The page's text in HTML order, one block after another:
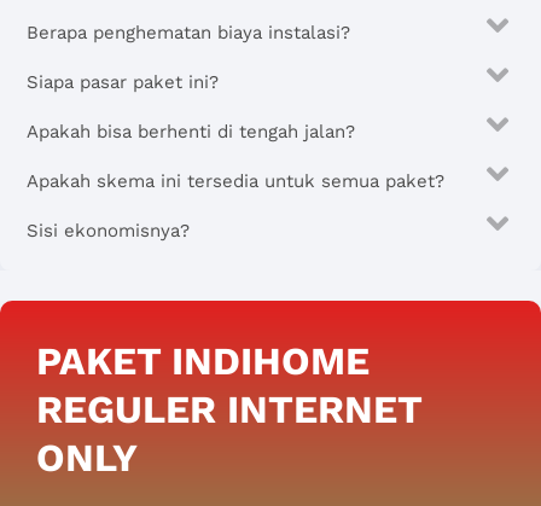
Berapa penghematan biaya instalasi?
Siapa pasar paket ini?
Apakah bisa berhenti di tengah jalan?
Apakah skema ini tersedia untuk semua paket?
Sisi ekonomisnya?
PAKET INDIHOME
REGULER INTERNET
ONLY